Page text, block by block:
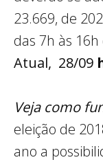
23.669, de
das 7h às
Atual, 28/09
Veja como
eleição de
ano a